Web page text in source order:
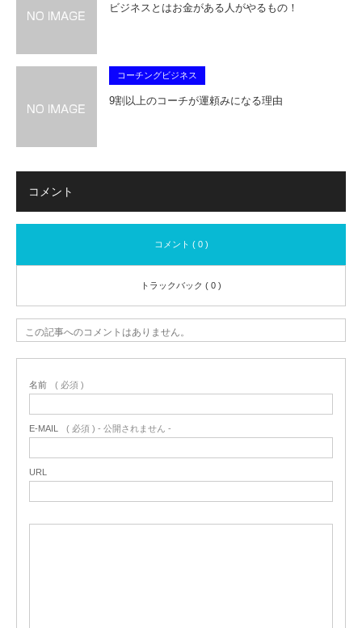
ビジネスとはお金がある人がやるもの！
コーチングビジネス
9割以上のコーチが運頼みになる理由
コメント
コメント ( 0 )
トラックバック ( 0 )
この記事へのコメントはありません。
名前 ( 必須 )
E-MAIL ( 必須 ) - 公開されません -
URL